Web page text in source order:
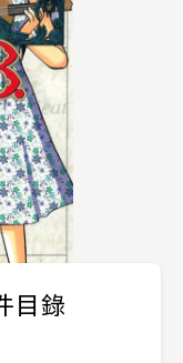
目錄